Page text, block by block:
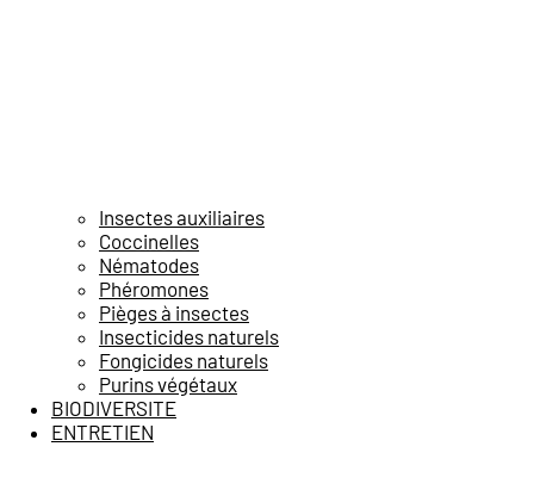
Insectes auxiliaires
Coccinelles
Nématodes
Phéromones
Pièges à insectes
Insecticides naturels
Fongicides naturels
Purins végétaux
BIODIVERSITE
ENTRETIEN